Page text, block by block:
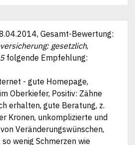
, Gesamt-Bewertung:
gesetzlich,
folgende Empfehlung:
- gute Homepage,
Oberkiefer, Positiv: Zähne
erhalten, gute Beratung, z.
Kronen, unkomplizierte und
Veränderungswünschen,
wenig Schmerzen wie